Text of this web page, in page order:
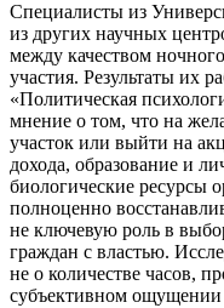
Специалисты из
из других научных
между качеством
участия. Результаты их
«Политическая
мнение о том, что на
участок или выйти на
дохода, образование и
биологические ресурсы
полноценно
не ключевую роль в
граждан с властью.
не о количестве часов,
субъективном ощущении